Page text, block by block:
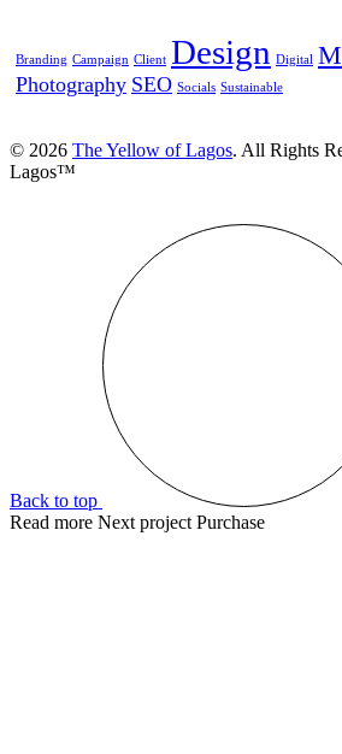
Branding Campaign Client Design Digital
Photography SEO Socials Sustainable
© 2026 The Yellow of Lagos. All Rights
Lagos™
Back to top
Read more Next project Purchase